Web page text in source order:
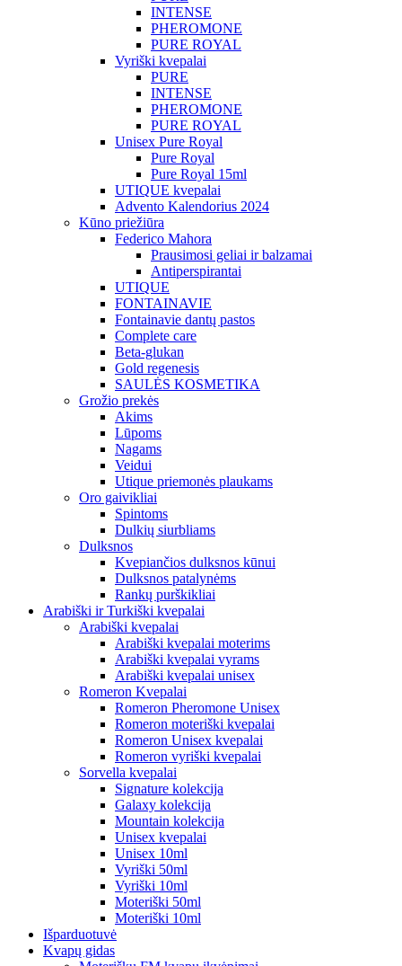
INTENSE
PHEROMONE
PURE ROYAL
Vyriški kvepalai
PURE
INTENSE
PHEROMONE
PURE ROYAL
Unisex Pure Royal
Pure Royal
Pure Royal 15ml
UTIQUE kvepalai
Advento Kalendorius 2024
Kūno priežiūra
Federico Mahora
Prausimosi geliai ir balzamai
Antiperspirantai
UTIQUE
FONTAINAVIE
Fontainavie dantų pastos
Complete care
Beta-glukan
Gold regenesis
SAULĖS KOSMETIKA
Grožio prekės
Akims
Lūpoms
Nagams
Veidui
Utique priemonės plaukams
Oro gaivikliai
Spintoms
Dulkių siurbliams
Dulksnos
Kvepiančios dulksnos kūnui
Dulksnos patalynėms
Rankų purškikliai
Arabiški ir Turkiški kvepalai
Arabiški kvepalai
Arabiški kvepalai moterims
Arabiški kvepalai vyrams
Arabiški kvepalai unisex
Romeron Kvepalai
Romeron Pheromone Unisex
Romeron moteriški kvepalai
Romeron Unisex kvepalai
Romeron vyriški kvepalai
Sorvella kvepalai
Signature kolekcija
Galaxy kolekcija
Mountain kolekcija
Unisex kvepalai
Unisex 10ml
Vyriški 50ml
Vyriški 10ml
Moteriški 50ml
Moteriški 10ml
Išparduotuvė
Kvapų gidas